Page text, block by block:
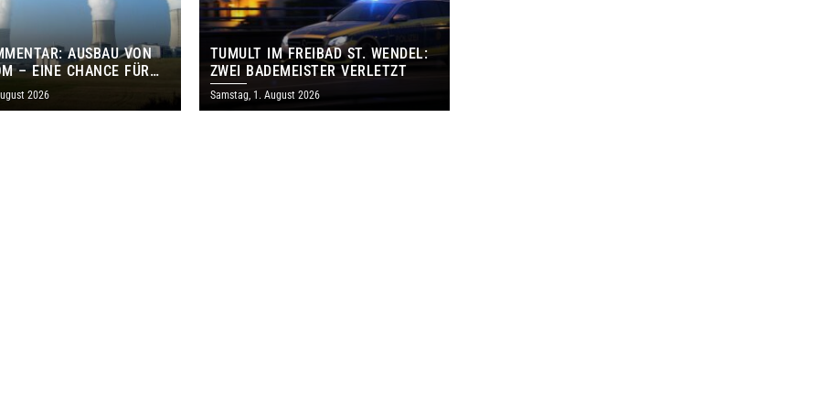
AUSBAU VON
– EINE CHANCE FÜR
UND DAS SAARLAND
2026
TUMULT IM FREIBAD ST. WENDEL:
ZWEI BADEMEISTER VERLETZT
Samstag, 1. August 2026